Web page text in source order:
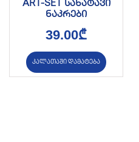
ART-SET სახატავი
ნაკრები
39.00₾
კალათაში დამატება